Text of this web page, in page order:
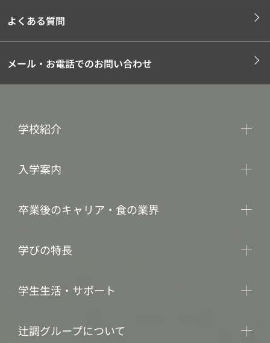
よくある質問
メール・お電話でのお問い合わせ
学校紹介
入学案内
卒業後のキャリア・食の業界
学びの特長
学生生活・サポート
辻調グループについて